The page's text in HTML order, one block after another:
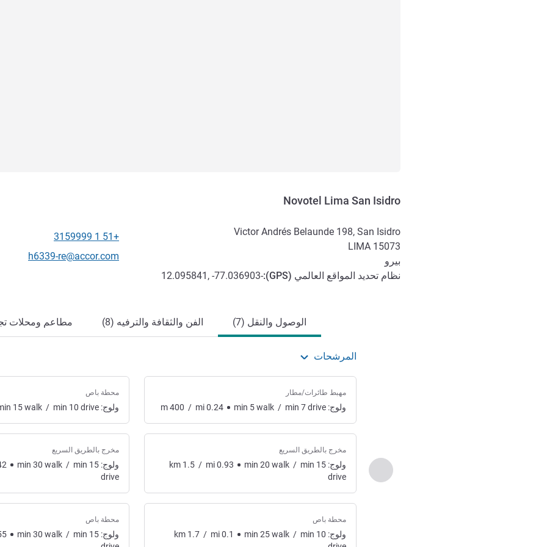
Novotel Lima San Isidro
Victor Andrés Belaunde 198, San Isidro
15073
LIMA
بيرو
نظام تحديد المواقع العالمي (GPS
):
-12.095841, -77.036903
الهاتف
+51 1 3159999
تواصل معنا عبر البريد
h6339-re@accor.com
الوصول والنقل (7) الفن والثقافة والترفيه (8) مطاعم ومحلات
المرشحات
السابق - الوصول والنقل
مهبط طائرات/مطار
ولوج: m400 / mi0.24 min 5walk / min 7drive
مخرج بالطريق السريع
ولوج: km 1.5 / mi0.93 min 20 walk / min 15
drive
محطة باص
ولوج: km 1.7 / mi0.1 min 25walk / min 10
محطة باص
ولوج: 15walk / min 10 drive
مخرج بالطريق السريع
ولوج: min 30 walk / min 15
drive
محطة باص
ولوج: min 30 walk / min 15